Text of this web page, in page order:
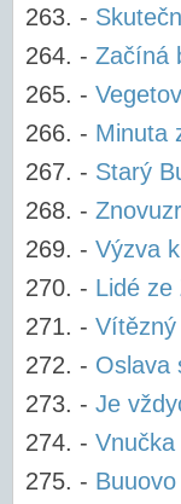
-
- Začíná
-
- Minuta
- Starý
-
- Výzva
- Lidé ze
-
- Oslava
- Je
- Vnučka
-